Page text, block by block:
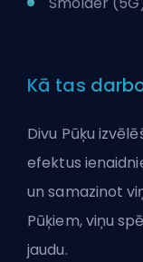
Kā tas
Divu Pūķu
efektus
un samazinot
Pūķiem, viņu
jaudu.